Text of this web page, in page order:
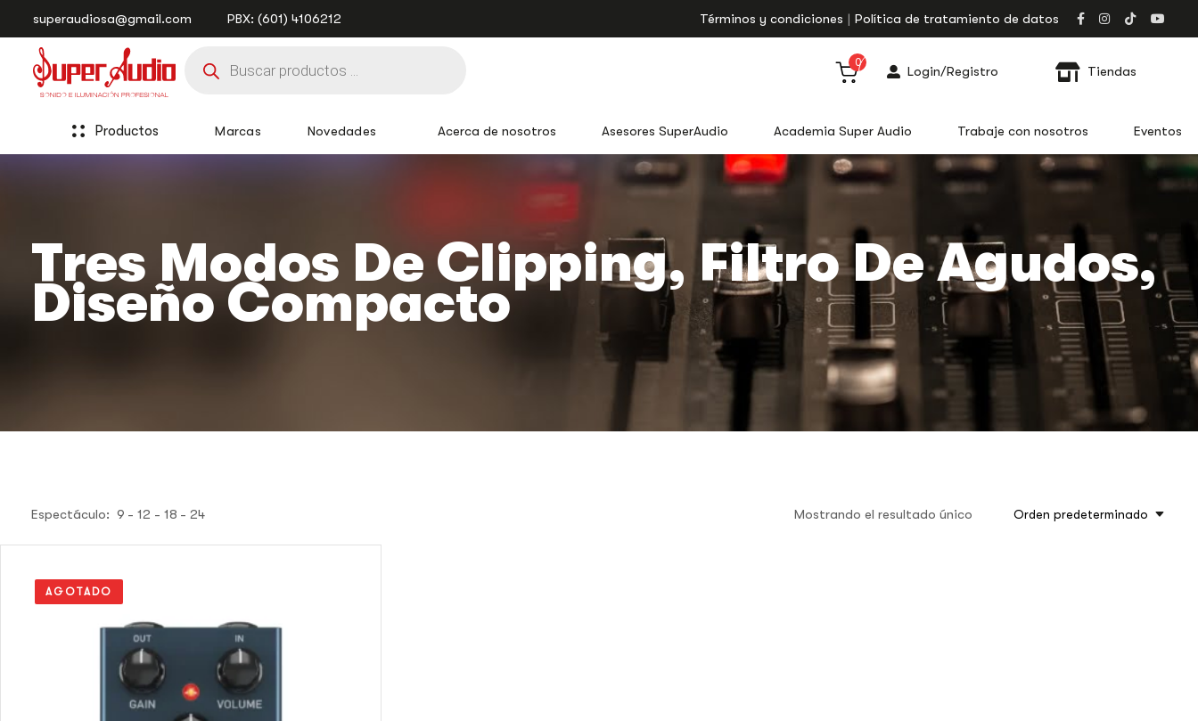
enlaces
navegación
principal
superaudiosa@gmail.com PBX: (601) 4106212 Términos y condiciones
Política de tratamiento de datos
Búsqueda
productos
0
Login/Registro Tiendas
Productos Marcas Novedades Acerca de nosotros Asesores SuperAudio Academia Super Audio Trabaje con nosotros Eventos
Tres Modos De Clipping, Filtro De Agudos,
Diseño Compacto
Espectáculo: 9 12 18 24 Mostrando el resultado único Orden predeterminado
AGOTADO